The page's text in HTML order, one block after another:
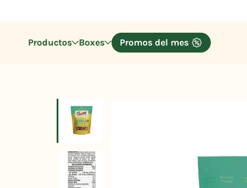
Productos Boxes Promos del mes